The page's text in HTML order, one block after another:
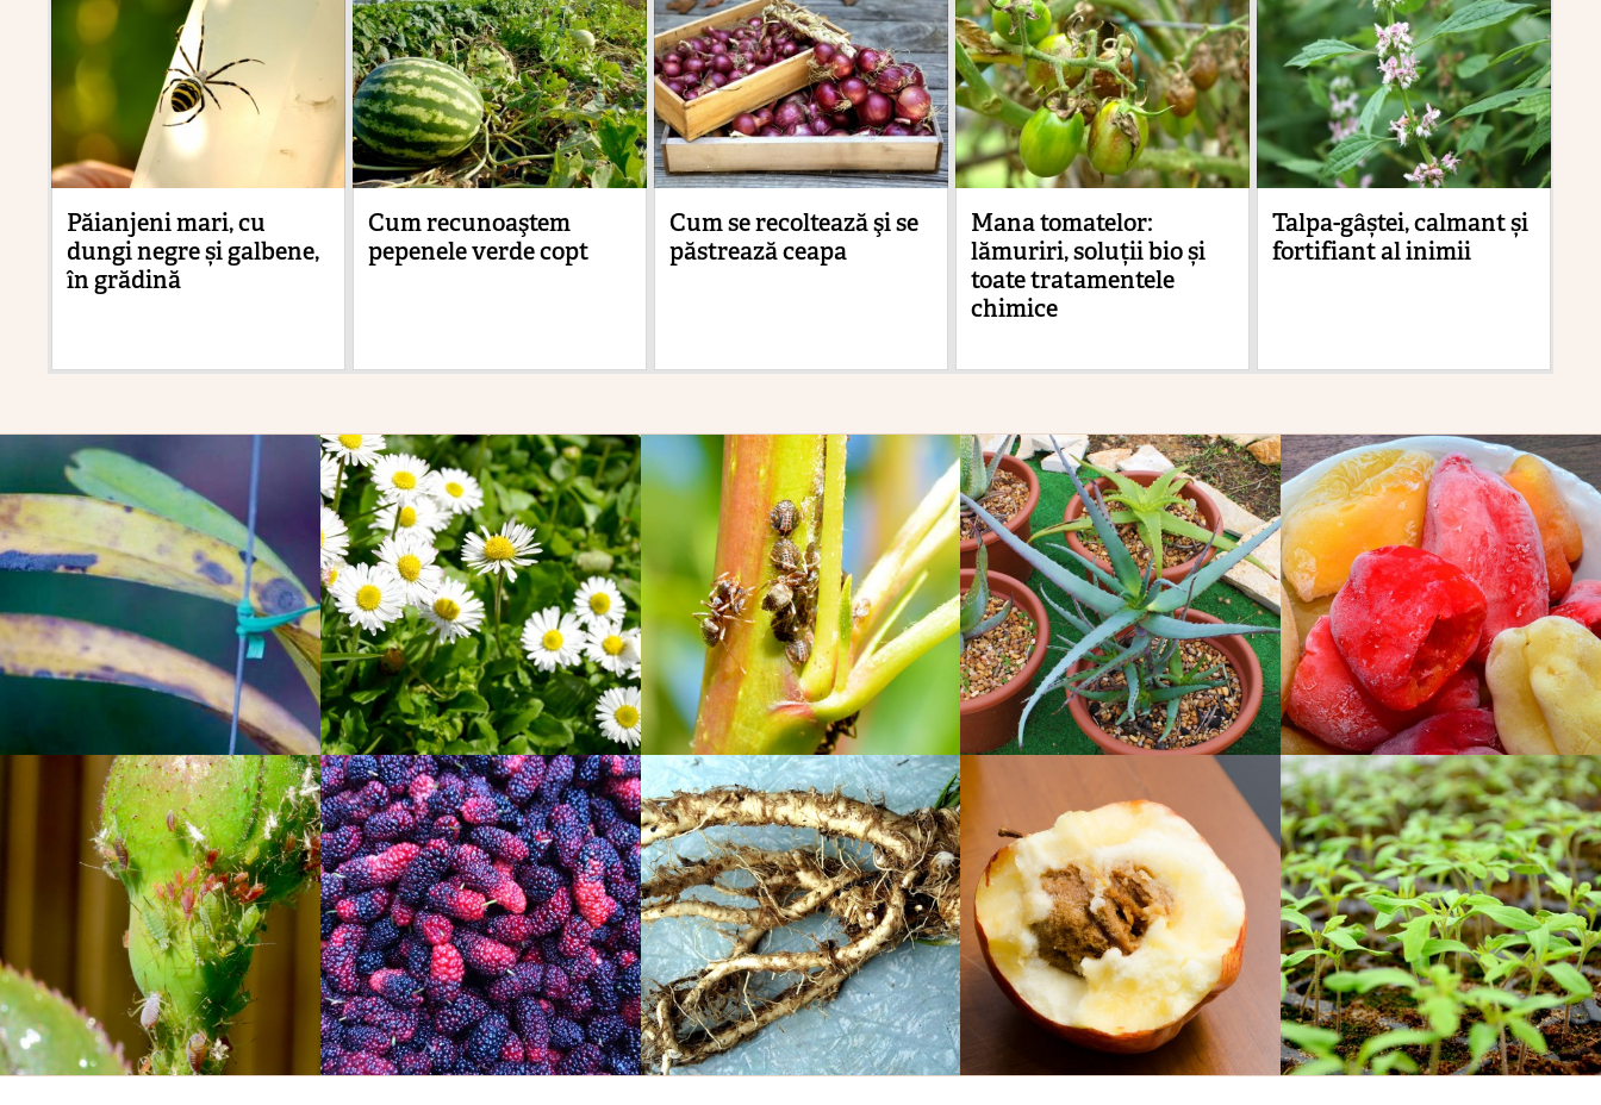
Păianjeni mari, cu
dungi negre și galbene,
în grădină
Cum recunoaştem
pepenele verde copt
Cum se recoltează şi se
păstrează ceapa
Mana tomatelor:
lămuriri, soluții bio și
toate tratamentele
chimice
Talpa-gâștei, calmant și
fortifiant al inimii